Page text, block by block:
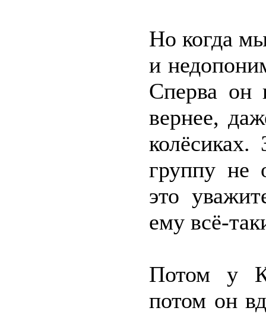
Но когда
и
Сперва он
вернее,
колёсиках.
группу не
это
ему всё-
Потом у
потом он